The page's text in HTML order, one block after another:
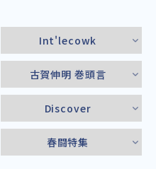
Int'lecowk
古賀伸明 巻頭言
Discover
春闘特集